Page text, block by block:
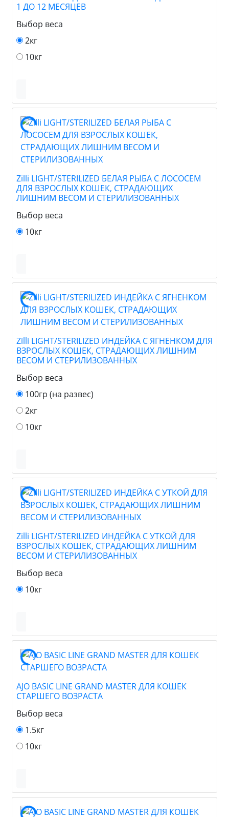
1 ДО 12 МЕСЯЦЕВ
Выбор веса
2кг
10кг
Zilli LIGHT/STERILIZED БЕЛАЯ РЫБА С ЛОСОСЕМ
ДЛЯ ВЗРОСЛЫХ КОШЕК, СТРАДАЮЩИХ
ЛИШНИМ ВЕСОМ И СТЕРИЛИЗОВАННЫХ
Выбор веса
10кг
Zilli LIGHT/STERILIZED ИНДЕЙКА С ЯГНЕНКОМ ДЛЯ
ВЗРОСЛЫХ КОШЕК, СТРАДАЮЩИХ ЛИШНИМ
ВЕСОМ И СТЕРИЛИЗОВАННЫХ
Выбор веса
100гр (на развес)
2кг
10кг
Zilli LIGHT/STERILIZED ИНДЕЙКА С УТКОЙ ДЛЯ
ВЗРОСЛЫХ КОШЕК, СТРАДАЮЩИХ ЛИШНИМ
ВЕСОМ И СТЕРИЛИЗОВАННЫХ
Выбор веса
10кг
AJO BASIC LINE GRAND MASTER ДЛЯ КОШЕК
СТАРШЕГО ВОЗРАСТА
Выбор веса
1.5кг
10кг